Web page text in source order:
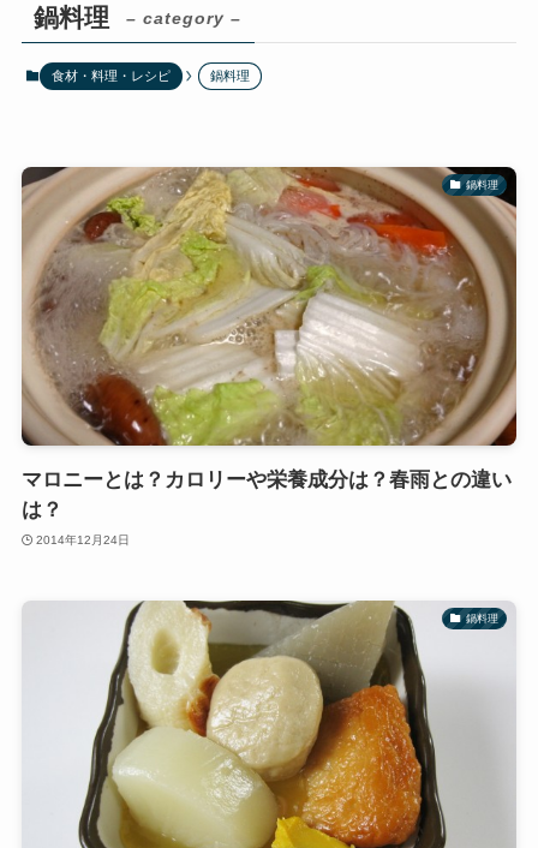
鍋料理 – category –
食材・料理・レシピ 鍋料理
鍋料理
マロニーとは？カロリーや栄養成分は？春雨との違い
は？
2014年12月24日
鍋料理